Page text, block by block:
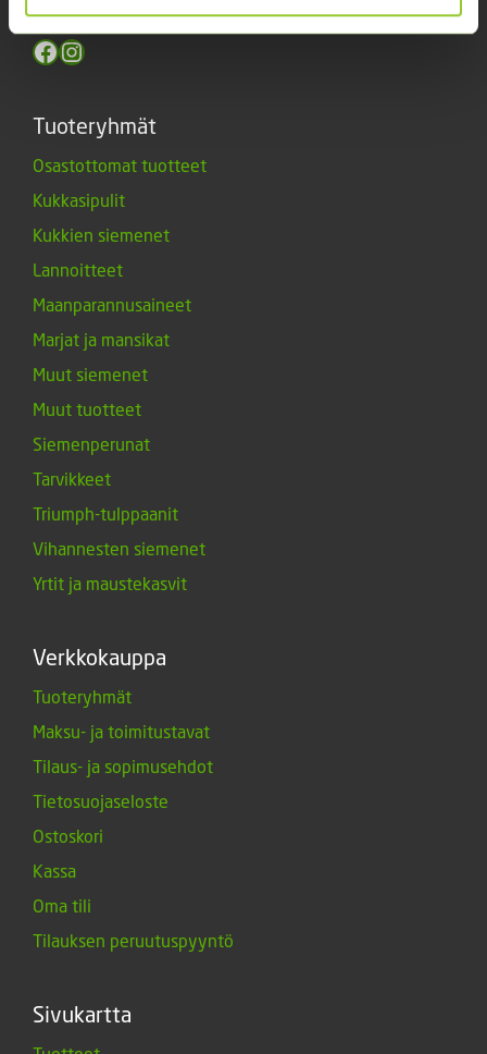
17.
Facebook
Instagram
Tuoteryhmät
Osastottomat tuotteet
Kukkasipulit
Kukkien siemenet
Lannoitteet
Maanparannusaineet
Marjat ja mansikat
Muut siemenet
Muut tuotteet
Siemenperunat
Tarvikkeet
Triumph-tulppaanit
Vihannesten siemenet
Yrtit ja maustekasvit
Verkkokauppa
Tuoteryhmät
Maksu- ja toimitustavat
Tilaus- ja sopimusehdot
Tietosuojaseloste
Ostoskori
Kassa
Oma tili
Tilauksen peruutuspyyntö
Sivukartta